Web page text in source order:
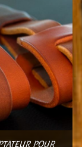
POUR